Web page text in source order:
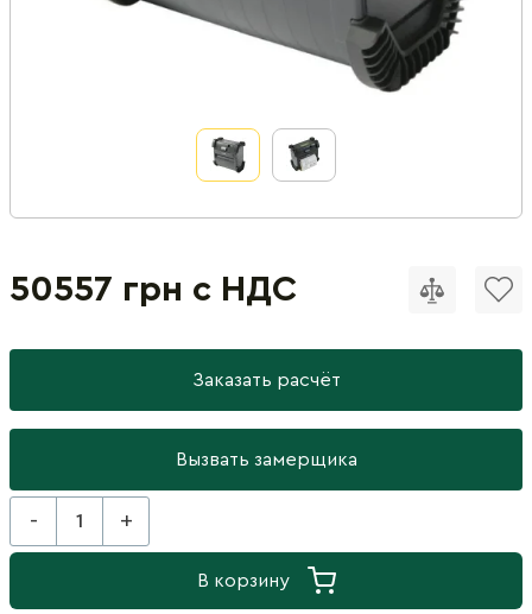
50557 грн с НДС
Заказать расчёт
Вызвать замерщика
- +
В корзину